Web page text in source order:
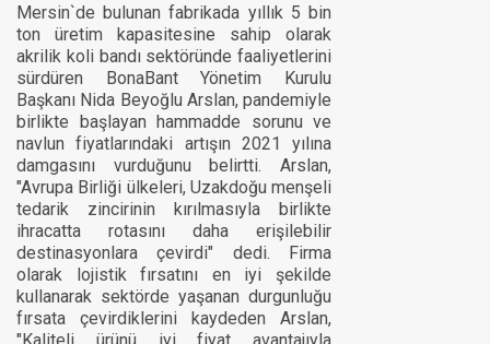
Mersin`de bulunan fabrikada yıllık 5 bin
ton üretim kapasitesine sahip olarak
akrilik koli bandı sektöründe faaliyetlerini
sürdüren BonaBant Yönetim Kurulu
Başkanı Nida Beyoğlu Arslan, pandemiyle
birlikte başlayan hammadde sorunu ve
navlun fiyatlarındaki artışın 2021 yılına
damgasını vurduğunu belirtti. Arslan,
"Avrupa Birliği ülkeleri, Uzakdoğu menşeli
tedarik zincirinin kırılmasıyla birlikte
ihracatta rotasını daha erişilebilir
destinasyonlara çevirdi" dedi. Firma
olarak lojistik fırsatını en iyi şekilde
kullanarak sektörde yaşanan durgunluğu
fırsata çevirdiklerini kaydeden Arslan,